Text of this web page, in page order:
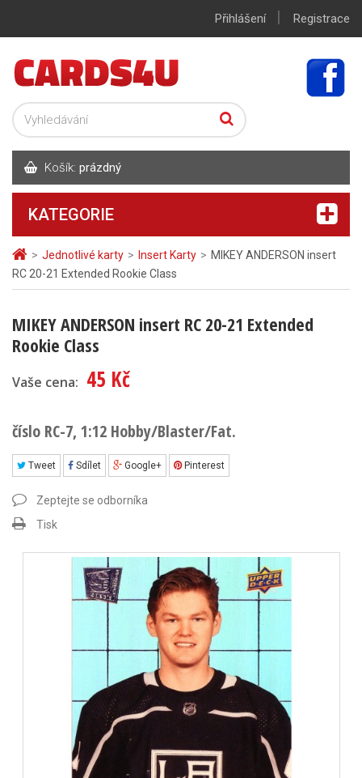
> Jednotlivé karty > Insert Karty > MIKEY ANDERSON insert
RC 20-21 Extended Rookie Class
MIKEY ANDERSON insert RC 20-21 Extended
Rookie Class
Vaše cena: 45 Kč
číslo RC-7, 1:12 Hobby/Blaster/Fat.
Tweet Sdílet Google+ Pinterest
Zeptejte se odborníka
Tisk
Přihlášení | Registrace
Košík: prázdný
KATEGORIE